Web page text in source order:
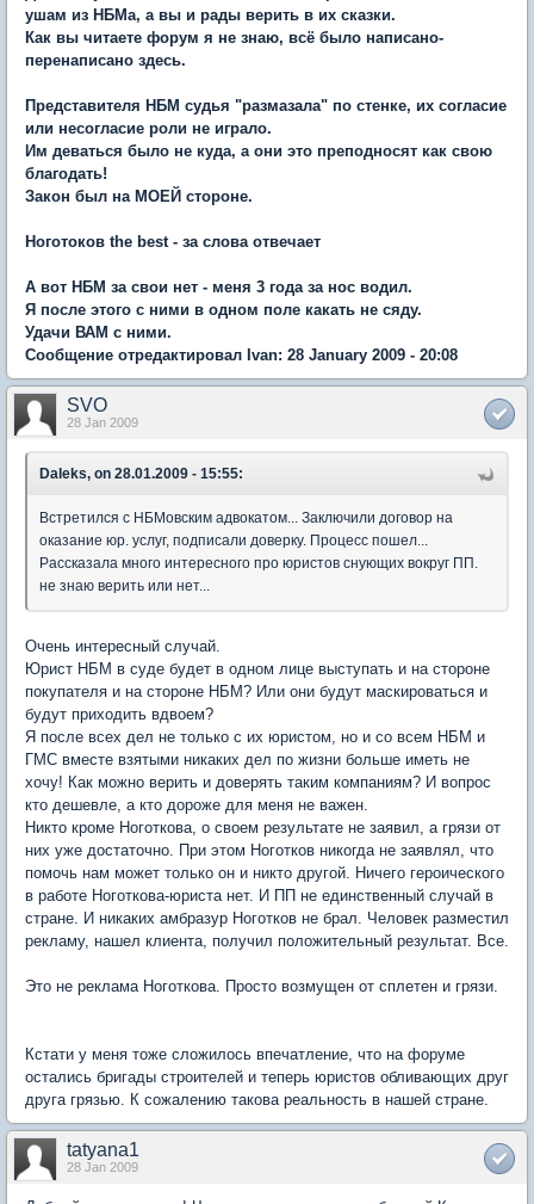
ушам из НБМа, а вы и рады верить в их сказки.
Как вы читаете форум я не знаю, всё было написано-
перенаписано здесь.
Представителя НБМ судья "размазала" по стенке, их согласие
или несогласие роли не играло.
Им деваться было не куда, а они это преподносят как свою
благодать!
Закон был на МОЕЙ стороне.
Ноготоков the best - за слова отвечает
А вот НБМ за свои нет - меня 3 года за нос водил.
Я после этого с ними в одном поле какать не сяду.
Удачи ВАМ с ними.
Сообщение отредактировал Ivan: 28 January 2009 - 20:08
SVO
28 Jan 2009
Daleks, on 28.01.2009 - 15:55:
Встретился с НБМовским адвокатом... Заключили договор на
оказание юр. услуг, подписали доверку. Процесс пошел...
Рассказала много интересного про юристов снующих вокруг ПП.
не знаю верить или нет...
Очень интересный случай.
Юрист НБМ в суде будет в одном лице выступать и на стороне
покупателя и на стороне НБМ? Или они будут маскироваться и
будут приходить вдвоем?
Я после всех дел не только с их юристом, но и со всем НБМ и
ГМС вместе взятыми никаких дел по жизни больше иметь не
хочу! Как можно верить и доверять таким компаниям? И вопрос
кто дешевле, а кто дороже для меня не важен.
Никто кроме Ноготкова, о своем результате не заявил, а грязи от
них уже достаточно. При этом Ноготков никогда не заявлял, что
помочь нам может только он и никто другой. Ничего героического
в работе Ноготкова-юриста нет. И ПП не единственный случай в
стране. И никаких амбразур Ноготков не брал. Человек разместил
рекламу, нашел клиента, получил положительный результат. Все.
Это не реклама Ноготкова. Просто возмущен от сплетен и грязи.
Кстати у меня тоже сложилось впечатление, что на форуме
остались бригады строителей и теперь юристов обливающих друг
друга грязью. К сожалению такова реальность в нашей стране.
tatyana1
28 Jan 2009